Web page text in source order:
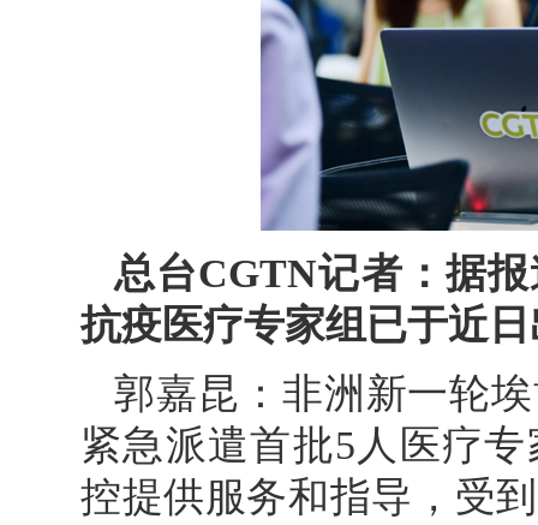
总台CGTN记者：据
抗疫医疗专家组已于近
郭嘉昆：非洲新一轮
紧急派遣首批5人医疗
控提供服务和指导，受